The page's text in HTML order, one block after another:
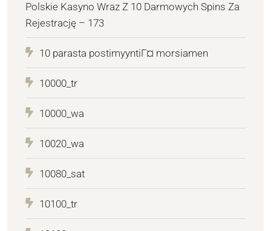
Polskie Kasyno Wraz Z 10 Darmowych Spins Za
Rejestrację – 173
10 parasta postimyyntiГ¤ morsiamen
10000_tr
10000_wa
10020_wa
10080_sat
10100_tr